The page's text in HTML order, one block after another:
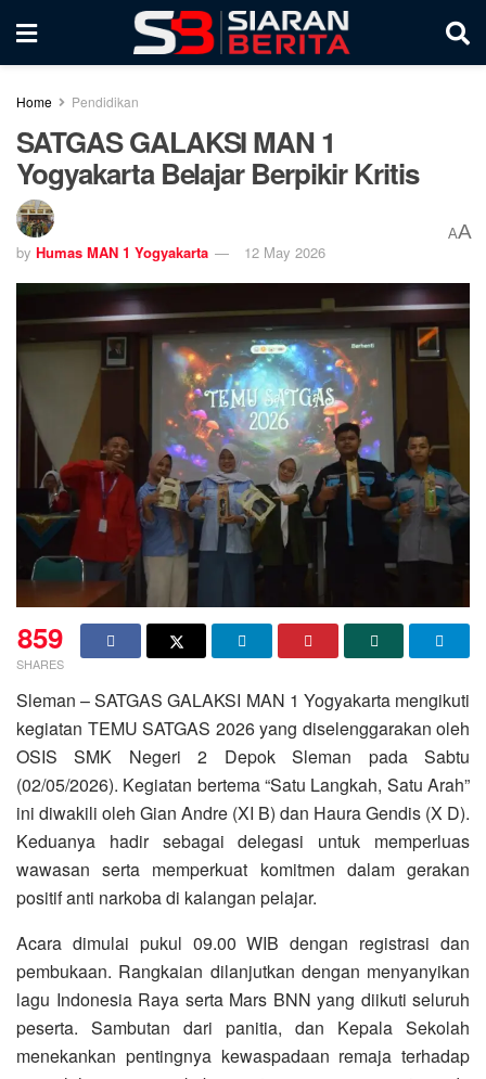
Home Pendidikan
SATGAS GALAKSI MAN 1
Yogyakarta Belajar Berpikir Kritis
by Humas MAN 1 Yogyakarta 12 May 2026
AA
859
SHARES
Sleman – SATGAS GALAKSI MAN 1 Yogyakarta mengikuti
kegiatan TEMU SATGAS 2026 yang diselenggarakan oleh
OSIS SMK Negeri 2 Depok Sleman pada Sabtu
(02/05/2026). Kegiatan bertema “Satu Langkah, Satu Arah”
ini diwakili oleh Gian Andre (XI B) dan Haura Gendis (X D).
Keduanya hadir sebagai delegasi untuk memperluas
wawasan serta memperkuat komitmen dalam gerakan
positif anti narkoba di kalangan pelajar.
Acara dimulai pukul 09.00 WIB dengan registrasi dan
pembukaan. Rangkaian dilanjutkan dengan menyanyikan
lagu Indonesia Raya serta Mars BNN yang diikuti seluruh
peserta. Sambutan dari panitia, dan Kepala Sekolah
menekankan pentingnya kewaspadaan remaja terhadap